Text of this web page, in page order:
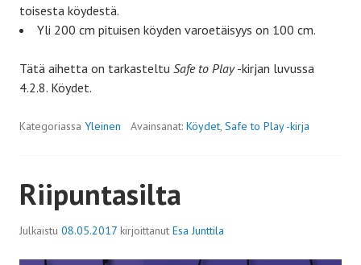
toisesta köydestä.
Yli 200 cm pituisen köyden varoetäisyys on 100 cm.
Tätä aihetta on tarkasteltu Safe to Play-kirjan luvussa
4.2.8. Köydet.
Kategoriassa Yleinen Avainsanat: Köydet, Safe to Play -kirja
Riipuntasilta
Julkaistu 08.05.2017 kirjoittanut Esa Junttila